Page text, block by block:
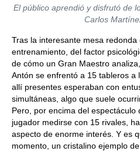
El público aprendió y disfrutó de
Carlos
Tras la interesante mesa
entrenamiento, del factor
de cómo un Gran Maestro
Antón se enfrentó a 15 tableros a
allí presentes esperaban con
simultáneas, algo que suele
Pero, por encima del
jugador medirse con 15 rivales,
aspecto de enorme interés. Y es
momento, un cristalino ejemplo